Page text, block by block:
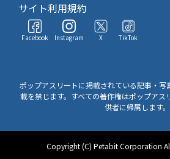
サイト利用規約
Facebook Instagram X TikTok
ポップアスリートに掲載されている記事・写
載を禁じます。すべての著作権はポップアス
供者に帰属します。
Copyright (C) Petabit Corporation